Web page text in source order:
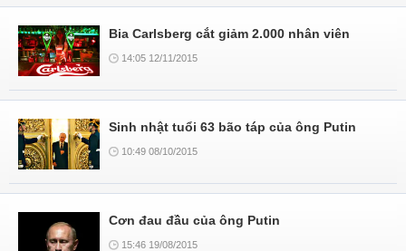
Bia Carlsberg cắt giảm 2.000 nhân viên
14:05 12/11/2015
Sinh nhật tuổi 63 bão táp của ông Putin
10:49 08/10/2015
Cơn đau đầu của ông Putin
15:46 19/08/2015